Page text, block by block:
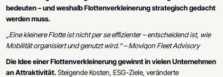
bedeuten – und weshalb Flottenverkleinerung strategisch gedacht
werden muss.
„Eine kleinere Flotte ist nicht per se effizienter – entscheidend ist, wie
Mobilität organisiert und genutzt wird.“ – Moviqon Fleet Advisory
Die Idee einer Flottenverkleinerung gewinnt in vielen Unternehmen
an Attraktivität.Steigende Kosten, ESG-Ziele, veränderte